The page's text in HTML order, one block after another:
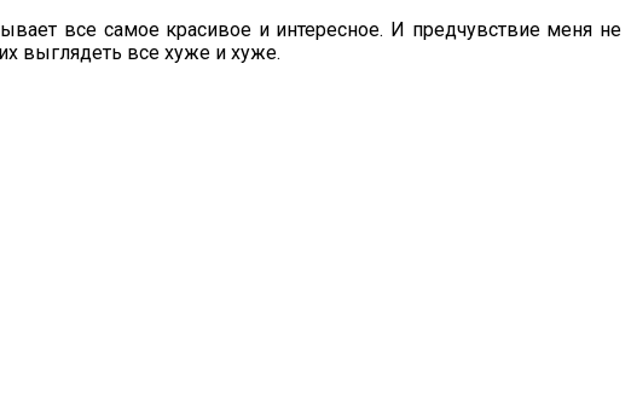
все самое красивое и интересное. И предчувствие меня не
выглядеть все хуже и хуже.